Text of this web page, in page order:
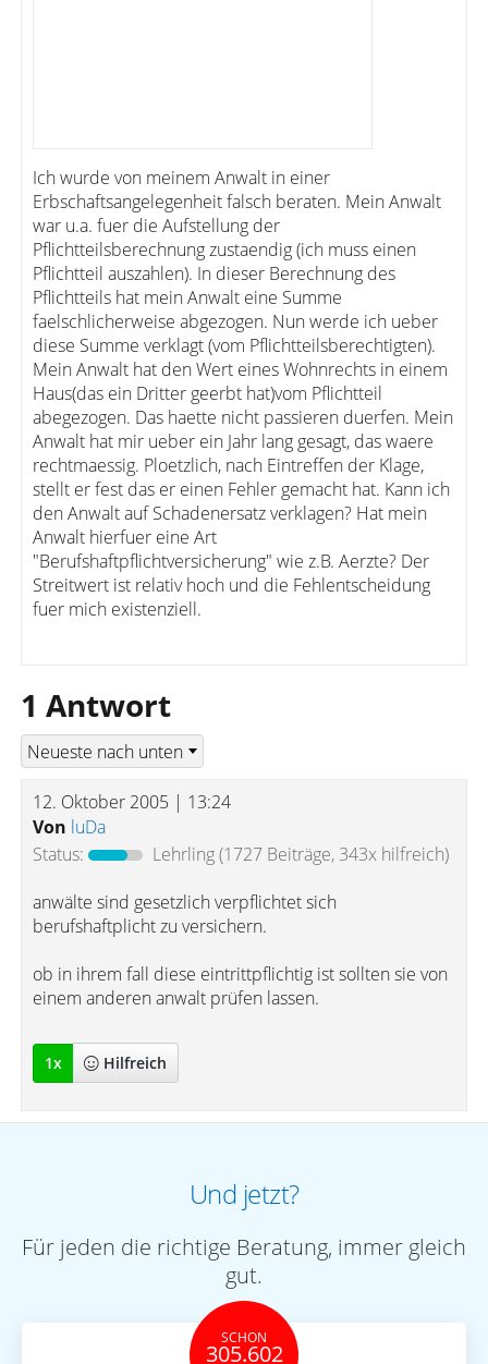
Ich wurde von meinem Anwalt in einer
Erbschaftsangelegenheit falsch beraten. Mein Anwalt
war u.a. fuer die Aufstellung der
Pflichtteilsberechnung zustaendig (ich muss einen
Pflichtteil auszahlen). In dieser Berechnung des
Pflichtteils hat mein Anwalt eine Summe
faelschlicherweise abgezogen. Nun werde ich ueber
diese Summe verklagt (vom Pflichtteilsberechtigten).
Mein Anwalt hat den Wert eines Wohnrechts in einem
Haus(das ein Dritter geerbt hat)vom Pflichtteil
abegezogen. Das haette nicht passieren duerfen. Mein
Anwalt hat mir ueber ein Jahr lang gesagt, das waere
rechtmaessig. Ploetzlich, nach Eintreffen der Klage,
stellt er fest das er einen Fehler gemacht hat. Kann ich
den Anwalt auf Schadenersatz verklagen? Hat mein
Anwalt hierfuer eine Art
"Berufshaftpflichtversicherung" wie z.B. Aerzte? Der
Streitwert ist relativ hoch und die Fehlentscheidung
fuer mich existenziell.
1 Antwort
12. Oktober 2005 | 13:24
Von luDa
Status:
Lehrling(1727 Beiträge, 343x hilfreich)
anwälte sind gesetzlich verpflichtet sich
berufshaftplicht zu versichern.
ob in ihrem fall diese eintrittpflichtig ist sollten sie von
einem anderen anwalt prüfen lassen.
1x Hilfreich
Und jetzt?
Für jeden die richtige Beratung, immer gleich
gut.
SCHON
305.602